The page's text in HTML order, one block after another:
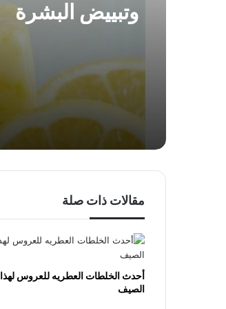
وتبييض البشرة
مقالات ذات صلة
أحدث الخلطات العطريه للعروس لهذا
الصيف